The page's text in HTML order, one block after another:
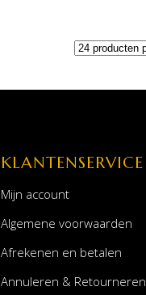
KLANTENSERVICE
Mijn account
Algemene voorwaarden
Afrekenen en betalen
Annuleren & Retourneren